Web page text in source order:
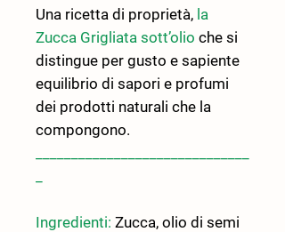
Una ricetta di proprietà, la
Zucca Grigliata sott’olio che si
distingue per gusto e sapiente
equilibrio di sapori e profumi
dei prodotti naturali che la
compongono.
Ingredienti: Zucca, olio di semi